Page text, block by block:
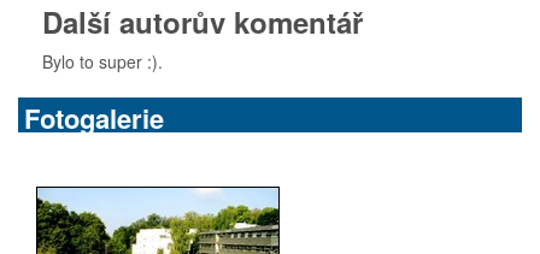
Další autorův komentář
Bylo to super :).
Fotogalerie